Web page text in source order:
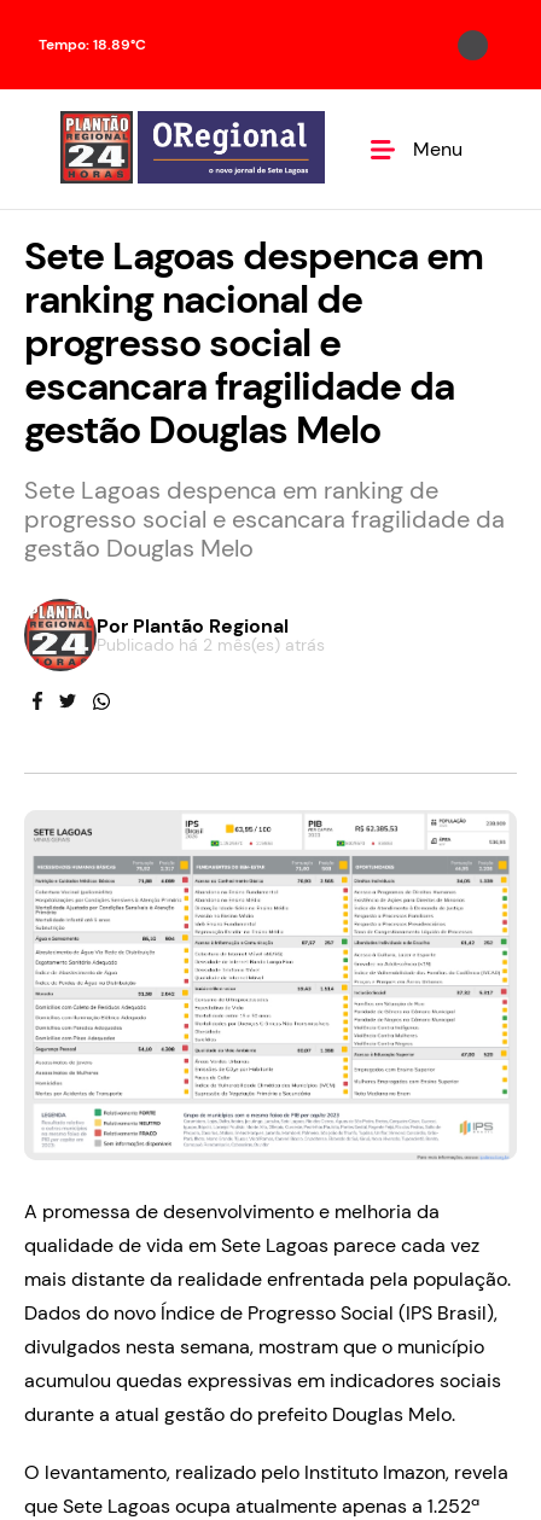
Tempo: 18.89°C
Menu
Sete Lagoas despenca em
ranking nacional de
progresso social e
escancara fragilidade da
gestão Douglas Melo
Sete Lagoas despenca em ranking de
progresso social e escancara fragilidade da
gestão Douglas Melo
Por Plantão Regional
Publicado há 2 mês(es) atrás
A promessa de desenvolvimento e melhoria da
qualidade de vida em Sete Lagoas parece cada vez
mais distante da realidade enfrentada pela população.
Dados do novo Índice de Progresso Social (IPS Brasil),
divulgados nesta semana, mostram que o município
acumulou quedas expressivas em indicadores sociais
durante a atual gestão do prefeito Douglas Melo.
O levantamento, realizado pelo Instituto Imazon, revela
que Sete Lagoas ocupa atualmente apenas a 1.252ª